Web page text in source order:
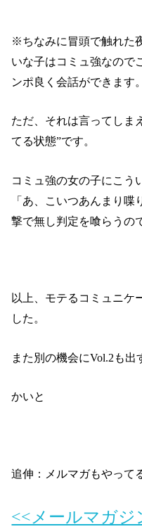
※ちなみに冒頭で触れた
いな子はコミュ強なので
ンポ良く会話ができます。
ただ、それは言ってしま
てる状態”です。
コミュ強の女の子にこう
「あ、こいつあんまり
撃で無し判定を喰らうの
以上、モテるコミュニケ
した。
また別の機会にVol.2も出
かいと
追伸：メルマガもやって
<<メールマガジ